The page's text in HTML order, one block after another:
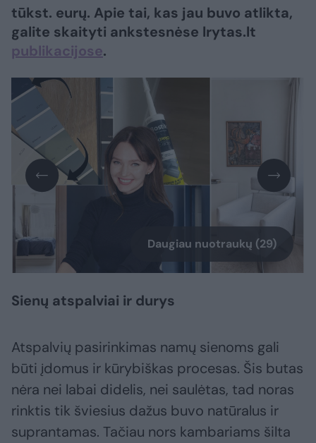
tūkst. eurų. Apie tai, kas jau buvo atlikta,
galite skaityti ankstesnėse lrytas.lt
publikacijose.
Daugiau nuotraukų (29)
Sienų atspalviai ir durys
Atspalvių pasirinkimas namų sienoms gali
būti įdomus ir kūrybiškas procesas. Šis butas
nėra nei labai didelis, nei saulėtas, tad noras
rinktis tik šviesius dažus buvo natūralus ir
suprantamas. Tačiau nors kambariams šilta